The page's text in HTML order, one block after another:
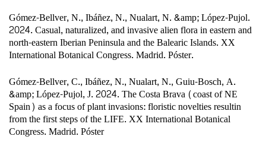
Gómez-Bellver, N., Ibáñez, N., Nualart, N. &amp; López-Pujol.
2024. Casual, naturalized, and invasive alien flora in eastern and
north-eastern Iberian Peninsula and the Balearic Islands. XX
International Botanical Congress. Madrid. Póster.
Gómez-Bellver, C., Ibáñez, N., Nualart, N., Guiu-Bosch, A.
&amp; López-Pujol, J. 2024. The Costa Brava (coast of NE
Spain) as a focus of plant invasions: floristic novelties resultin
from the first steps of the LIFE. XX International Botanical
Congress. Madrid. Póster